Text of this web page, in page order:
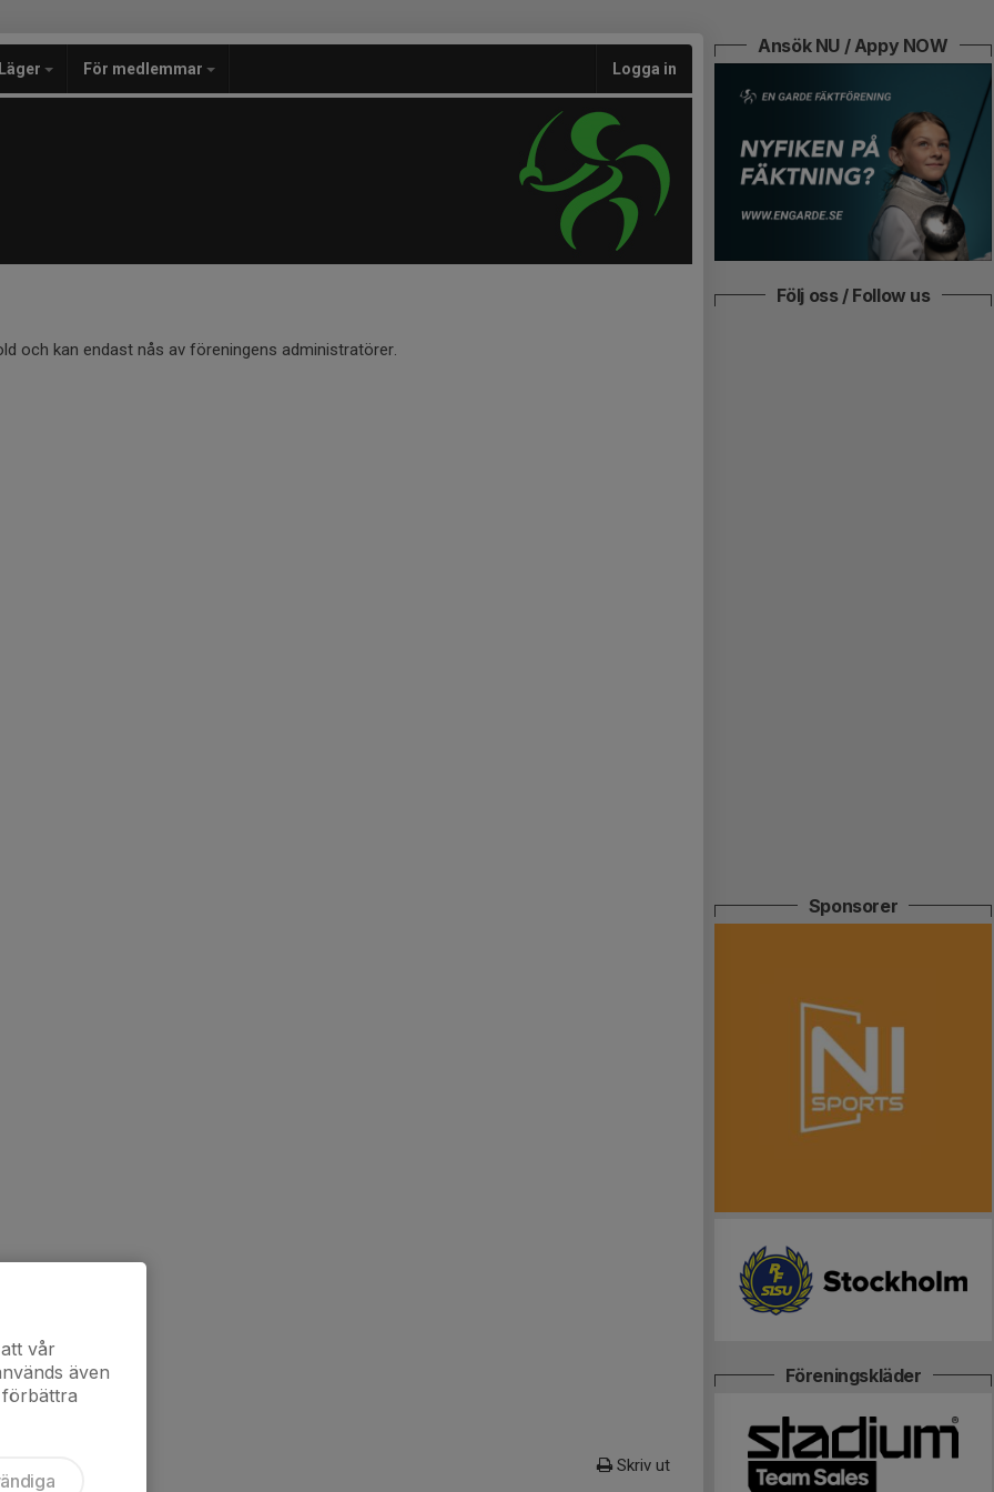
Läger För medlemmar Logga in
och kan endast nås av föreningens administratörer.
Skriv ut
Ansök NU / Appy NOW
Följ oss / Follow us
Sponsorer
Föreningskläder
vår
även